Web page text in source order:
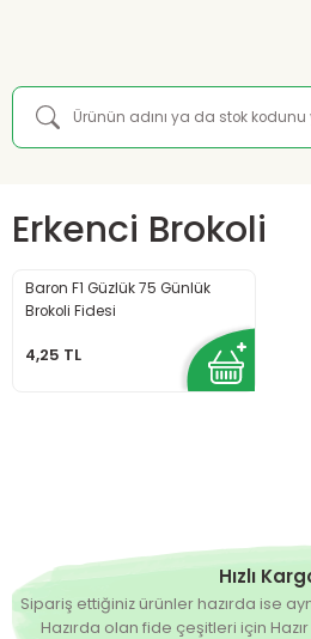
Erkenci Brokoli
Baron F1 Güzlük 75 Günlük
Brokoli Fidesi
4,25 TL
Hızlı
Sipariş ettiğiniz ürünler hazırda ise
Hazırda olan fide çeşitleri için